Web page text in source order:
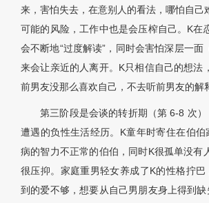
来，害怕失去，在意别人的看法，哪怕自己
可能的风险，工作中也是会压榨自己。K在
会不断地“过度解读”，同时会害怕深层一面
来会让亲近的人离开。K只相信自己的想法
前男友没那么喜欢自己，不去听前男友的解
第三阶段是会谈的转折期（第 6-8 次）
遭遇的负性生活经历。K童年时寄住在伯伯
病的智力不正常的伯伯，同时K很孤单没有
很压抑。家庭重男轻女养成了K的性格拧巴
到的爱不够，想要从自己男朋友身上得到